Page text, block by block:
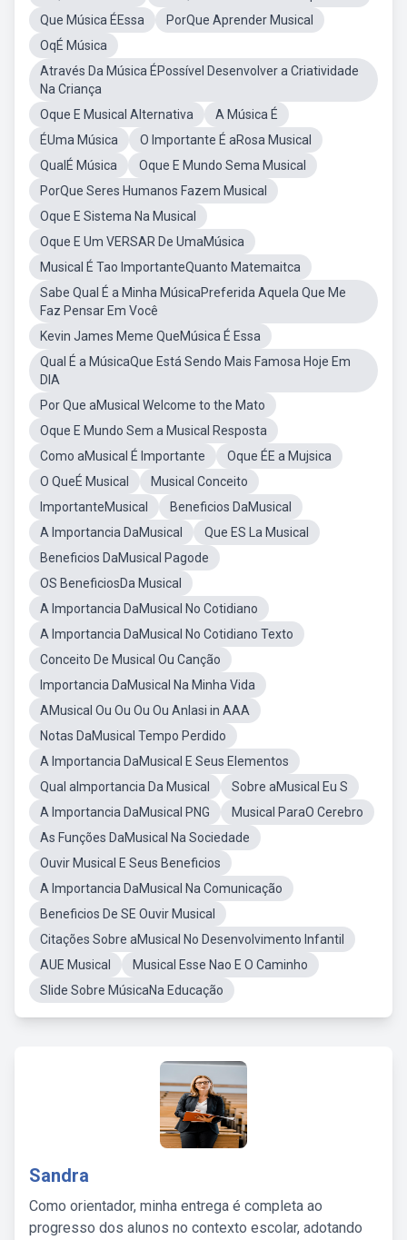
Que Música ÉEssa
PorQue Aprender Musical
OqÉ Música
Através Da Música ÉPossível Desenvolver a Criatividade
Na Criança
Oque E Musical Alternativa
A Música É
ÉUma Música
O Importante É aRosa Musical
QualÉ Música
Oque E Mundo Sema Musical
PorQue Seres Humanos Fazem Musical
Oque E Sistema Na Musical
Oque E Um VERSAR De UmaMúsica
Musical É Tao ImportanteQuanto Matemaitca
Sabe Qual É a Minha MúsicaPreferida Aquela Que Me
Faz Pensar Em Você
Kevin James Meme QueMúsica É Essa
Qual É a MúsicaQue Está Sendo Mais Famosa Hoje Em
DIA
Por Que aMusical Welcome to the Mato
Oque E Mundo Sem a Musical Resposta
Como aMusical É Importante
Oque ÉE a Mujsica
O QueÉ Musical
Musical Conceito
ImportanteMusical
Beneficios DaMusical
A Importancia DaMusical
Que ES La Musical
Beneficios DaMusical Pagode
OS BeneficiosDa Musical
A Importancia DaMusical No Cotidiano
A Importancia DaMusical No Cotidiano Texto
Conceito De Musical Ou Canção
Importancia DaMusical Na Minha Vida
AMusical Ou Ou Ou Ou Anlasi in AAA
Notas DaMusical Tempo Perdido
A Importancia DaMusical E Seus Elementos
Qual aImportancia Da Musical
Sobre aMusical Eu S
A Importancia DaMusical PNG
Musical ParaO Cerebro
As Funções DaMusical Na Sociedade
Ouvir Musical E Seus Beneficios
A Importancia DaMusical Na Comunicação
Beneficios De SE Ouvir Musical
Citações Sobre aMusical No Desenvolvimento Infantil
AUE Musical
Musical Esse Nao E O Caminho
Slide Sobre MúsicaNa Educação
Sandra
Como orientador, minha entrega é completa ao
progresso dos alunos no contexto escolar, adotando